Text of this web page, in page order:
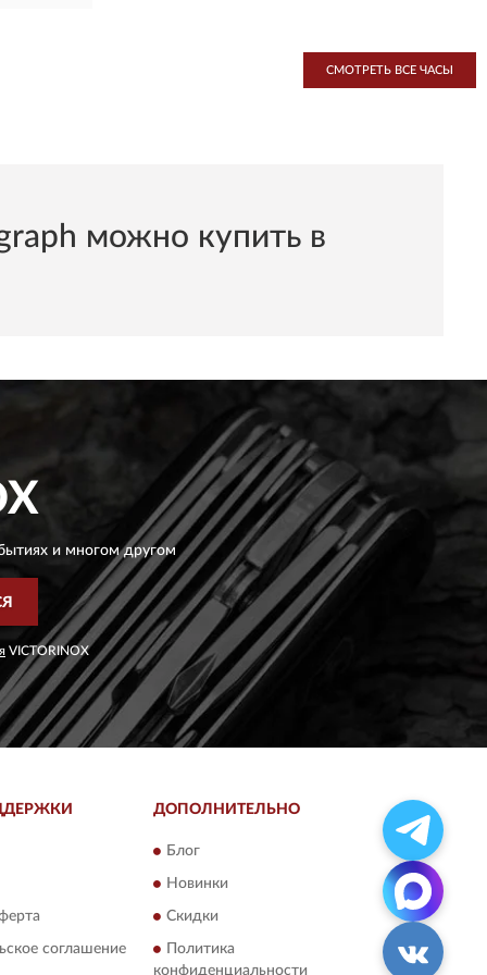
СМОТРЕТЬ ВСЕ ЧАСЫ
можно купить в
и многом другом
VICTORINOX
соглашение
ДОПОЛНИТЕЛЬНО
Блог
Новинки
Скидки
Политика
конфиденциальности